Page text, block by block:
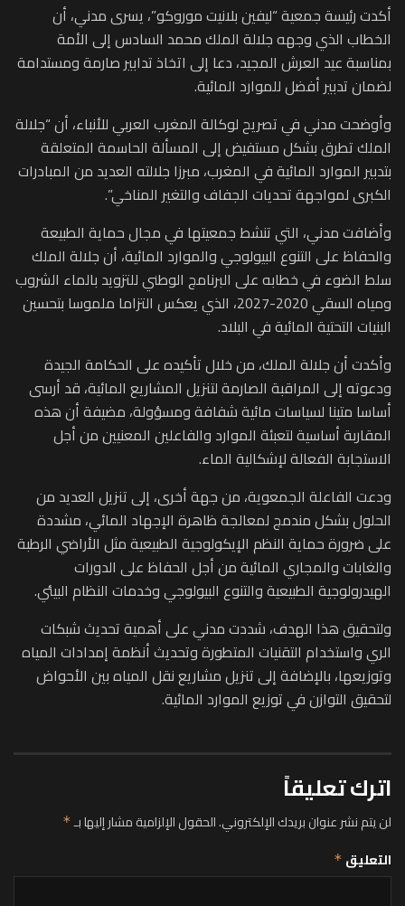
أكدت رئيسة جمعية “ليفين بلانيت موروكو”، يسرى مدني، أن
الخطاب الذي وجهه جلالة الملك محمد السادس إلى الأمة
بمناسبة عيد العرش المجيد، دعا إلى اتخاذ تدابير صارمة ومستدامة
لضمان تدبير أفضل للموارد المائية.
وأوضحت مدني في تصريح لوكالة المغرب العربي للأنباء، أن “جلالة
الملك تطرق بشكل مستفيض إلى المسألة الحاسمة المتعلقة
بتدبير الموارد المائية في المغرب، مبرزا جلالته العديد من المبادرات
الكبرى لمواجهة تحديات الجفاف والتغير المناخي”.
وأضافت مدني، التي تنشط جمعيتها في مجال حماية الطبيعة
والحفاظ على التنوع البيولوجي والموارد المائية، أن جلالة الملك
سلط الضوء في خطابه على البرنامج الوطني للتزويد بالماء الشروب
ومياه السقي 2020-2027، الذي يعكس التزاما ملموسا بتحسين
البنيات التحتية المائية في البلاد.
وأكدت أن جلالة الملك، من خلال تأكيده على الحكامة الجيدة
ودعوته إلى المراقبة الصارمة لتنزيل المشاريع المائية، قد أرسى
أساسا متينا لسياسات مائية شفافة ومسؤولة، مضيفة أن هذه
المقاربة أساسية لتعبئة الموارد والفاعلين المعنيين من أجل
الاستجابة الفعالة لإشكالية الماء.
ودعت الفاعلة الجمعوية، من جهة أخرى، إلى تنزيل العديد من
الحلول بشكل مندمج لمعالجة ظاهرة الإجهاد المائي، مشددة
على ضرورة حماية النظم الإيكولوجية الطبيعية مثل الأراضي الرطبة
والغابات والمجاري المائية من أجل الحفاظ على الدورات
الهيدرولوجية الطبيعية والتنوع البيولوجي وخدمات النظام البيئي.
ولتحقيق هذا الهدف، شددت مدني على أهمية تحديث شبكات
الري واستخدام التقنيات المتطورة وتحديث أنظمة إمدادات المياه
وتوزيعها، بالإضافة إلى تنزيل مشاريع نقل المياه بين الأحواض
لتحقيق التوازن في توزيع الموارد المائية.
اترك تعليقاً
لن يتم نشر عنوان بريدك الإلكتروني.الحقول الإلزامية مشار إليها بـ*
التعليق *